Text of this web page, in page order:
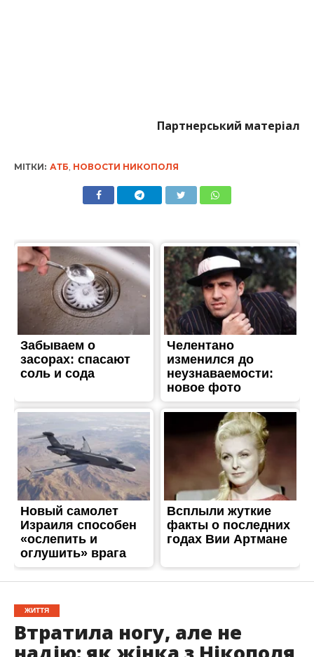
ЖИТТЯ
Втратила ногу, але не
надію: як жінка з Нікополя
проходить реабілітацію в
центрі Superhuman
Опубліковано 30.07.2025